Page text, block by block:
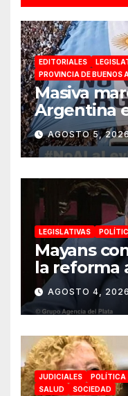
EDITORIALES
PROVINCIA DE BUENOS
Masiva
Argentina
reforma de
impulsada
soberanía
AGOSTO 5,
LEGISLATIVAS
Mayans
la reforma
«Esta ley
AGOSTO 4, 2026
JUDICIALES POLÍTICA
SALUD
SOCIEDAD